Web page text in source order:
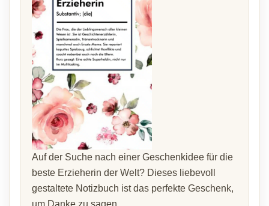
Auf der Suche nach einer Geschenkidee für die
beste Erzieherin der Welt? Dieses liebevoll
gestaltete Notizbuch ist das perfekte Geschenk,
um Danke zu sagen.